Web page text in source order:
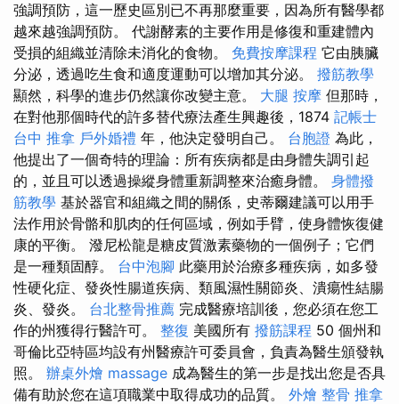
強調預防，這一歷史區別已不再那麼重要，因為所有醫學都
越來越強調預防。 代謝酵素的主要作用是修復和重建體內
受損的組織並清除未消化的食物。 免費按摩課程 它由胰臟
分泌，透過吃生食和適度運動可以增加其分泌。 撥筋教學
顯然，科學的進步仍然讓你改變主意。 大腿 按摩 但那時，
在對他那個時代的許多替代療法產生興趣後，1874 記帳士
台中 推拿 戶外婚禮 年，他決定發明自己。 台胞證 為此，
他提出了一個奇特的理論：所有疾病都是由身體失調引起
的，並且可以透過操縱身體重新調整來治癒身體。 身體撥
筋教學 基於器官和組織之間的關係，史蒂爾建議可以用手
法作用於骨骼和肌肉的任何區域，例如手臂，使身體恢復健
康的平衡。 潑尼松龍是糖皮質激素藥物的一個例子；它們
是一種類固醇。 台中泡腳 此藥用於治療多種疾病，如多發
性硬化症、發炎性腸道疾病、類風濕性關節炎、潰瘍性結腸
炎、發炎。 台北整骨推薦 完成醫療培訓後，您必須在您工
作的州獲得行醫許可。 整復 美國所有 撥筋課程 50 個州和
哥倫比亞特區均設有州醫療許可委員會，負責為醫生頒發執
照。 辦桌外燴 massage 成為醫生的第一步是找出您是否具
備有助於您在這項職業中取得成功的品質。 外燴 整骨 推拿